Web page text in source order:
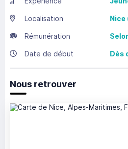
Localisation Nice
Rémunération
Date de début Dès
Nous retrouver